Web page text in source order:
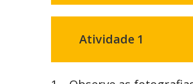
Atividade 1